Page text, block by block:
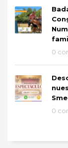
0
0